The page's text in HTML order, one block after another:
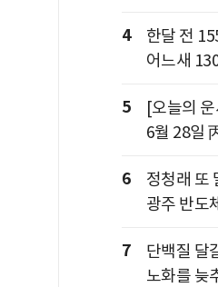
4
한달 전
어느새
5
[오늘의
6월 28일
6
정청래 또
광주 반도
7
단백질 달
노화를 늦